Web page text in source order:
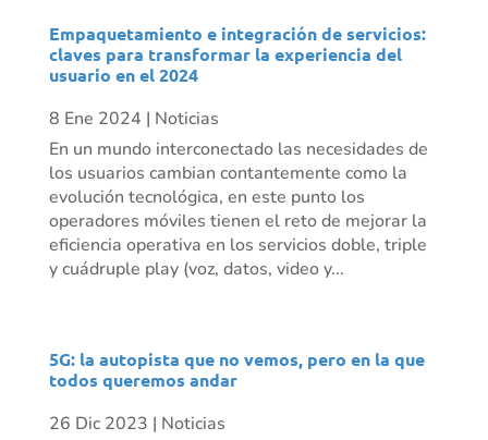
Empaquetamiento e integración de servicios:
claves para transformar la experiencia del
usuario en el 2024
8 Ene 2024 | Noticias
En un mundo interconectado las necesidades de
los usuarios cambian contantemente como la
evolución tecnológica, en este punto los
operadores móviles tienen el reto de mejorar la
eficiencia operativa en los servicios doble, triple
y cuádruple play (voz, datos, video y...
5G: la autopista que no vemos, pero en la que
todos queremos andar
26 Dic 2023 | Noticias